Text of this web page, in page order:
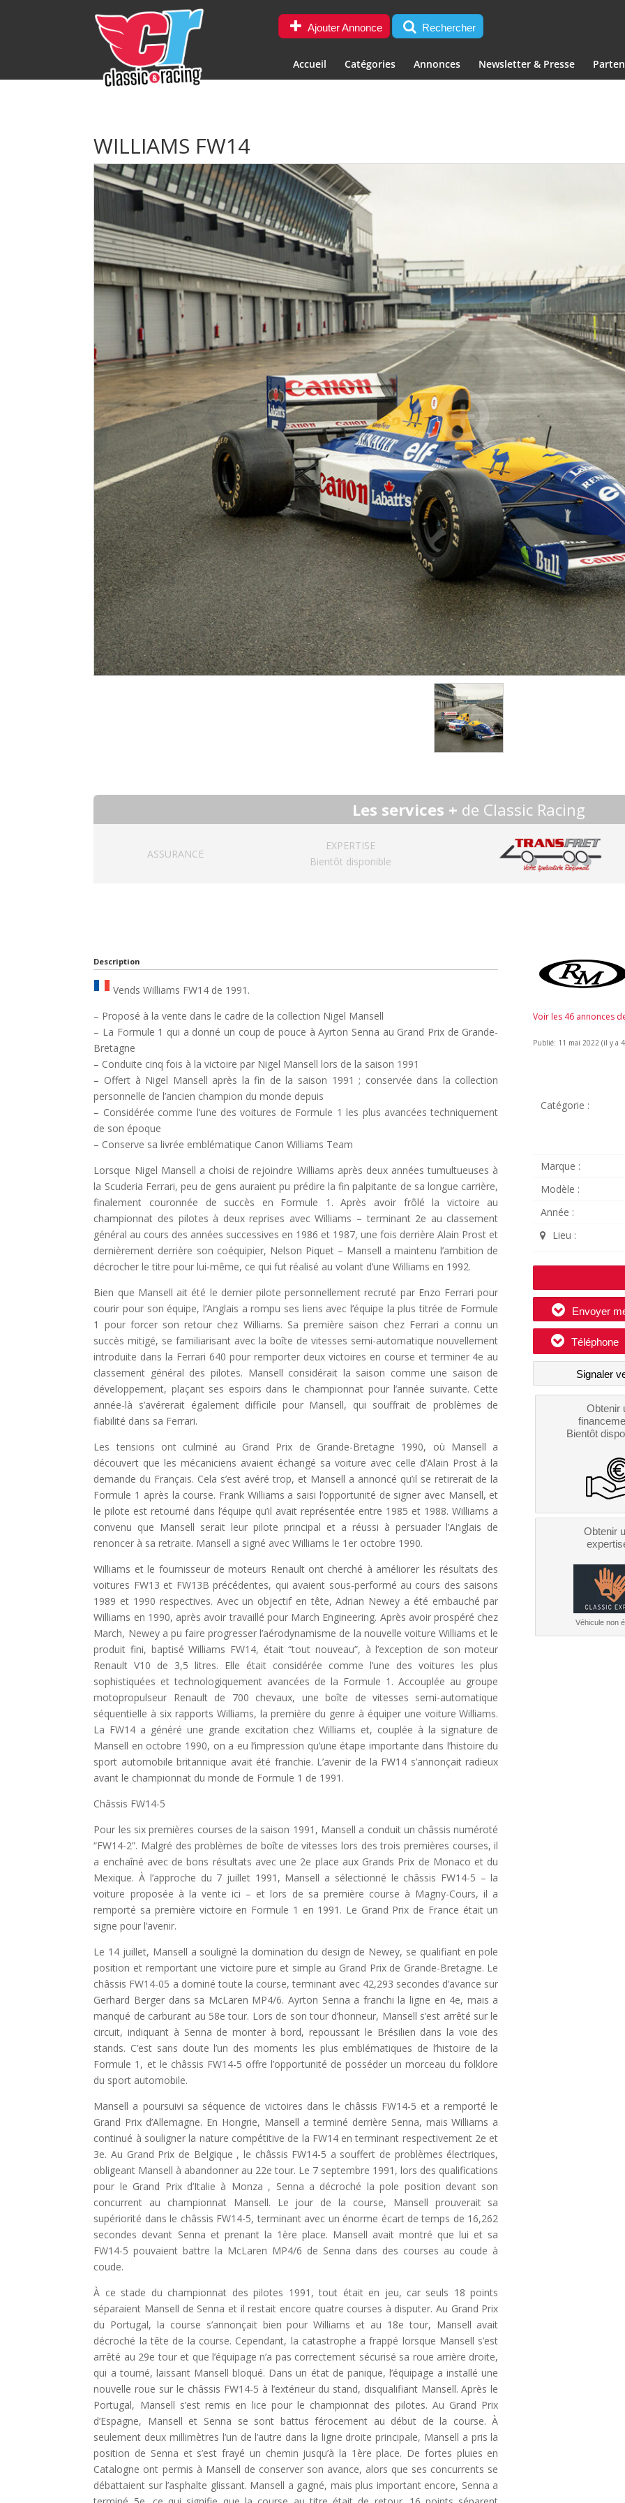
Ajouter Annonce Rechercher
Accueil Catégories Annonces Newsletter & Presse
WILLIAMS FW14
Les services + de Classic Racing
ASSURANCE
EXPERTISE
Bientôt disponible
Description
Vends Williams FW14 de 1991.
– Proposé à la vente dans le cadre de la collection Nigel Mansell
– La Formule 1 qui a donné un coup de pouce à Ayrton Senna au Grand Prix de Grande-
Bretagne
– Conduite cinq fois à la victoire par Nigel Mansell lors de la saison 1991
– Offert à Nigel Mansell après la fin de la saison 1991 ; conservée dans la collection
personnelle de l’ancien champion du monde depuis
– Considérée comme l’une des voitures de Formule 1 les plus avancées techniquement
de son époque
– Conserve sa livrée emblématique Canon Williams Team
Lorsque Nigel Mansell a choisi de rejoindre Williams après deux années tumultueuses à
la Scuderia Ferrari, peu de gens auraient pu prédire la fin palpitante de sa longue carrière,
finalement couronnée de succès en Formule 1. Après avoir frôlé la victoire au
championnat des pilotes à deux reprises avec Williams – terminant 2e au classement
général au cours des années successives en 1986 et 1987, une fois derrière Alain Prost et
dernièrement derrière son coéquipier, Nelson Piquet – Mansell a maintenu l’ambition de
décrocher le titre pour lui-même, ce qui fut réalisé au volant d’une Williams en 1992.
Bien que Mansell ait été le dernier pilote personnellement recruté par Enzo Ferrari pour
courir pour son équipe, l’Anglais a rompu ses liens avec l’équipe la plus titrée de Formule
1 pour forcer son retour chez Williams. Sa première saison chez Ferrari a connu un
succès mitigé, se familiarisant avec la boîte de vitesses semi-automatique nouvellement
introduite dans la Ferrari 640 pour remporter deux victoires en course et terminer 4e au
classement général des pilotes. Mansell considérait la saison comme une saison de
développement, plaçant ses espoirs dans le championnat pour l’année suivante. Cette
année-là s’avérerait également difficile pour Mansell, qui souffrait de problèmes de
fiabilité dans sa Ferrari.
Les tensions ont culminé au Grand Prix de Grande-Bretagne 1990, où Mansell a
découvert que les mécaniciens avaient échangé sa voiture avec celle d’Alain Prost à la
demande du Français. Cela s’est avéré trop, et Mansell a annoncé qu’il se retirerait de la
Formule 1 après la course. Frank Williams a saisi l’opportunité de signer avec Mansell, et
le pilote est retourné dans l’équipe qu’il avait représentée entre 1985 et 1988. Williams a
convenu que Mansell serait leur pilote principal et a réussi à persuader l’Anglais de
renoncer à sa retraite. Mansell a signé avec Williams le 1er octobre 1990.
Williams et le fournisseur de moteurs Renault ont cherché à améliorer les résultats des
voitures FW13 et FW13B précédentes, qui avaient sous-performé au cours des saisons
1989 et 1990 respectives. Avec un objectif en tête, Adrian Newey a été embauché par
Williams en 1990, après avoir travaillé pour March Engineering. Après avoir prospéré chez
March, Newey a pu faire progresser l’aérodynamisme de la nouvelle voiture Williams et le
produit fini, baptisé Williams FW14, était “tout nouveau”, à l’exception de son moteur
Renault V10 de 3,5 litres. Elle était considérée comme l’une des voitures les plus
sophistiquées et technologiquement avancées de la Formule 1. Accouplée au groupe
motopropulseur Renault de 700 chevaux, une boîte de vitesses semi-automatique
séquentielle à six rapports Williams, la première du genre à équiper une voiture Williams.
La FW14 a généré une grande excitation chez Williams et, couplée à la signature de
Mansell en octobre 1990, on a eu l’impression qu’une étape importante dans l’histoire du
sport automobile britannique avait été franchie. L’avenir de la FW14 s’annonçait radieux
avant le championnat du monde de Formule 1 de 1991.
Châssis FW14-5
Pour les six premières courses de la saison 1991, Mansell a conduit un châssis numéroté
“FW14-2”. Malgré des problèmes de boîte de vitesses lors des trois premières courses, il
a enchaîné avec de bons résultats avec une 2e place aux Grands Prix de Monaco et du
Mexique. À l’approche du 7 juillet 1991, Mansell a sélectionné le châssis FW14-5 – la
voiture proposée à la vente ici – et lors de sa première course à Magny-Cours, il a
remporté sa première victoire en Formule 1 en 1991. Le Grand Prix de France était un
signe pour l’avenir.
Le 14 juillet, Mansell a souligné la domination du design de Newey, se qualifiant en pole
position et remportant une victoire pure et simple au Grand Prix de Grande-Bretagne. Le
châssis FW14-05 a dominé toute la course, terminant avec 42,293 secondes d’avance sur
Gerhard Berger dans sa McLaren MP4/6. Ayrton Senna a franchi la ligne en 4e, mais a
manqué de carburant au 58e tour. Lors de son tour d’honneur, Mansell s’est arrêté sur le
circuit, indiquant à Senna de monter à bord, repoussant le Brésilien dans la voie des
stands. C’est sans doute l’un des moments les plus emblématiques de l’histoire de la
Formule 1, et le châssis FW14-5 offre l’opportunité de posséder un morceau du folklore
du sport automobile.
Mansell a poursuivi sa séquence de victoires dans le châssis FW14-5 et a remporté le
Grand Prix d’Allemagne. En Hongrie, Mansell a terminé derrière Senna, mais Williams a
continué à souligner la nature compétitive de la FW14 en terminant respectivement 2e et
3e. Au Grand Prix de Belgique , le châssis FW14-5 a souffert de problèmes électriques,
obligeant Mansell à abandonner au 22e tour. Le 7 septembre 1991, lors des qualifications
pour le Grand Prix d’Italie à Monza , Senna a décroché la pole position devant son
concurrent au championnat Mansell. Le jour de la course, Mansell prouverait sa
supériorité dans le châssis FW14-5, terminant avec un énorme écart de temps de 16,262
secondes devant Senna et prenant la 1ère place. Mansell avait montré que lui et sa
FW14-5 pouvaient battre la McLaren MP4/6 de Senna dans des courses au coude à
coude.
À ce stade du championnat des pilotes 1991, tout était en jeu, car seuls 18 points
séparaient Mansell de Senna et il restait encore quatre courses à disputer. Au Grand Prix
du Portugal, la course s’annonçait bien pour Williams et au 18e tour, Mansell avait
décroché la tête de la course. Cependant, la catastrophe a frappé lorsque Mansell s’est
arrêté au 29e tour et que l’équipage n’a pas correctement sécurisé sa roue arrière droite,
qui a tourné, laissant Mansell bloqué. Dans un état de panique, l’équipage a installé une
nouvelle roue sur le châssis FW14-5 à l’extérieur du stand, disqualifiant Mansell. Après le
Portugal, Mansell s’est remis en lice pour le championnat des pilotes. Au Grand Prix
d’Espagne, Mansell et Senna se sont battus férocement au début de la course. À
seulement deux millimètres l’un de l’autre dans la ligne droite principale, Mansell a pris la
position de Senna et s’est frayé un chemin jusqu’à la 1ère place. De fortes pluies en
Catalogne ont permis à Mansell de conserver son avance, alors que ses concurrents se
débattaient sur l’asphalte glissant. Mansell a gagné, mais plus important encore, Senna a
Voir les 46 annonces
Publié: 11 mai 2022 (il y a
Catégorie :
Marque :
Modèle :
Année :
Lieu :
Envoyer
Téléphone
Signaler
Obtenir
Bientôt
Obtenir
Véhicule non